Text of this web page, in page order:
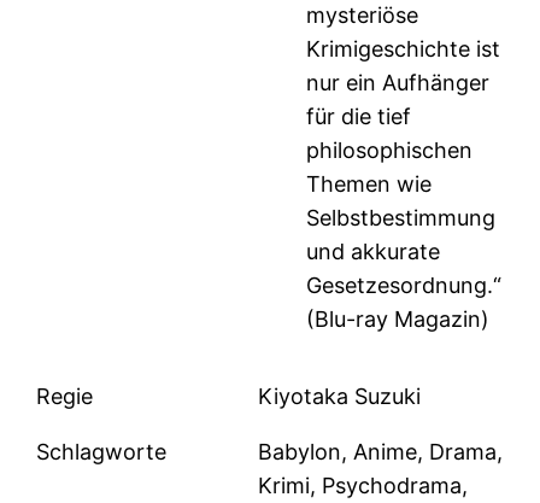
mysteriöse
Krimigeschichte ist
nur ein Aufhänger
für die tief
philosophischen
Themen wie
Selbstbestimmung
und akkurate
Gesetzesordnung.“
(Blu-ray Magazin)
Regie Kiyotaka Suzuki
Schlagworte
Babylon, Anime, Drama,
Krimi, Psychodrama,